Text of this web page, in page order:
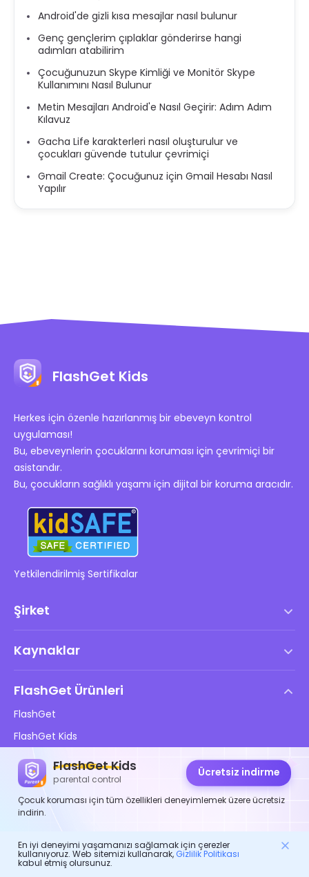
Android'de gizli kısa mesajlar nasıl bulunur
Genç gençlerim çıplaklar gönderirse hangi
adımları atabilirim
Çocuğunuzun Skype Kimliği ve Monitör Skype
Kullanımını Nasıl Bulunur
Metin Mesajları Android'e Nasıl Geçirir: Adım Adım
Kılavuz
Gacha Life karakterleri nasıl oluşturulur ve
çocukları güvende tutulur çevrimiçi
Gmail Create: Çocuğunuz için Gmail Hesabı Nasıl
Yapılır
FlashGet Kids
parental control
Ücretsiz indirme
Çocuk koruması için tüm özellikleri deneyimlemek üzere ücretsiz
indirin.
FlashGet Kids
Herkes için özenle hazırlanmış bir ebeveyn kontrol
uygulaması!
Bu, ebeveynlerin çocuklarını koruması için çevrimiçi bir
asistandır.
Bu, çocukların sağlıklı yaşamı için dijital bir koruma aracıdır.
Yetkilendirilmiş Sertifikalar
Şirket
Son Kullanıcı Lisans Anlaşması
DMCA Politikası
Gizlilik Politikası
Reklam Politikaları
Bilgilerimi Satma
Kaynaklar
İndir
FlashGet Ürünleri
FlashGet
FlashGet Kids
FlashGet Finder
FlashGet Cast
En iyi deneyimi yaşamanızı sağlamak için çerezler
kullanıyoruz. Web sitemizi kullanarak, Gizlilik Politikası
kabul etmiş olursunuz.